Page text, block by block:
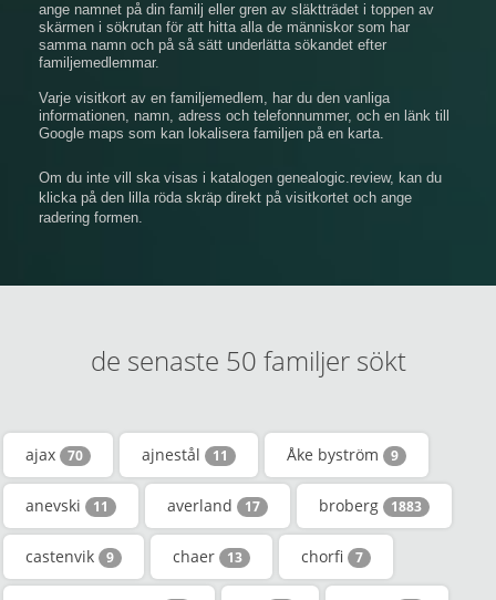
ange namnet på din familj eller gren av släktträdet i toppen av
skärmen i sökrutan för att hitta alla de människor som har
samma namn och på så sätt underlätta sökandet efter
familjemedlemmar.
Varje visitkort av en familjemedlem, har du den vanliga
informationen, namn, adress och telefonnummer, och en länk till
Google maps som kan lokalisera familjen på en karta.
Om du inte vill ska visas i katalogen genealogic.review, kan du
klicka på den lilla röda skräp direkt på visitkortet och ange
radering formen.
de senaste 50 familjer sökt
ajax 70 ajnestål 11 Åke byström 9
anevski 11 averland 17 broberg 1883
castenvik 9 chaer 13 chorfi 7